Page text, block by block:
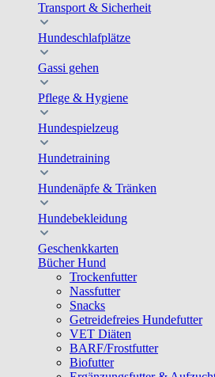
Transport & Sicherheit
Hundeschlafplätze
Gassi gehen
Pflege & Hygiene
Hundespielzeug
Hundetraining
Hundenäpfe & Tränken
Hundebekleidung
Geschenkkarten
Bücher Hund
Trockenfutter
Nassfutter
Snacks
Getreidefreies Hundefutter
VET Diäten
BARF/Frostfutter
Biofutter